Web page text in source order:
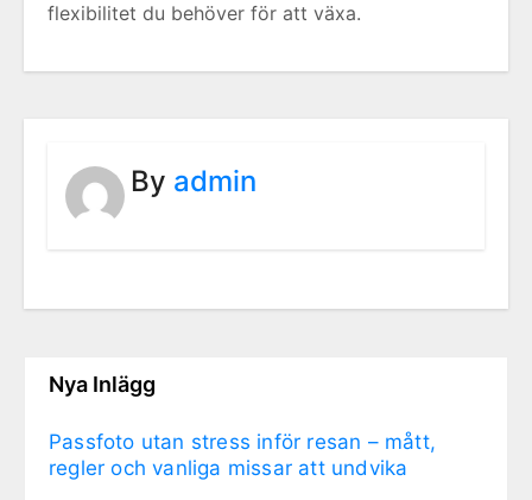
flexibilitet du behöver för att växa.
By admin
Nya Inlägg
Passfoto utan stress inför resan – mått,
regler och vanliga missar att undvika